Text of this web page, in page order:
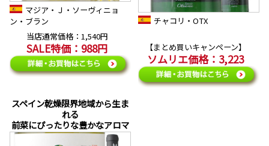
マジア・Ｊ・ソーヴィニョ
ン・ブラン
当店通常価格：1,540円
SALE特価：988円
チャコリ・OTX
【まとめ買いキャンペーン】
ソムリエ価格：3,223
スペイン乾燥限界地域から生ま
れる
前菜にぴったりな豊かなアロマ